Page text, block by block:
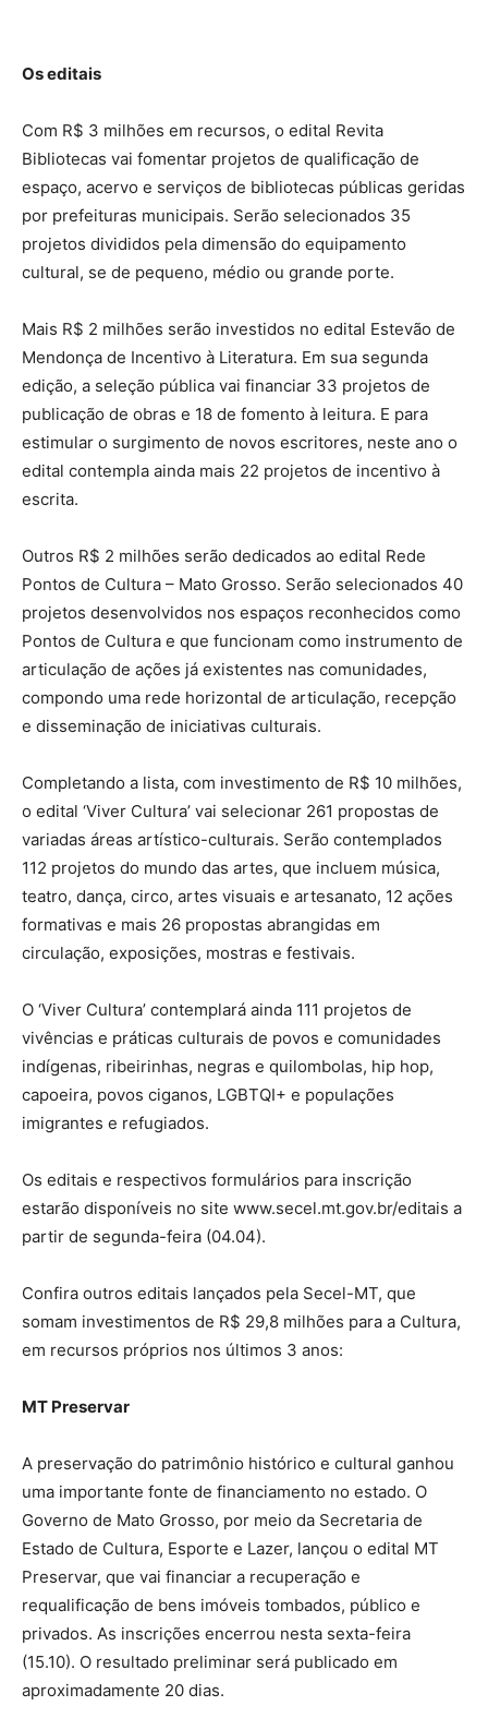
Os editais
Com R$ 3 milhões em recursos, o edital Revita
Bibliotecas vai fomentar projetos de qualificação de
espaço, acervo e serviços de bibliotecas públicas geridas
por prefeituras municipais. Serão selecionados 35
projetos divididos pela dimensão do equipamento
cultural, se de pequeno, médio ou grande porte.
Mais R$ 2 milhões serão investidos no edital Estevão de
Mendonça de Incentivo à Literatura. Em sua segunda
edição, a seleção pública vai financiar 33 projetos de
publicação de obras e 18 de fomento à leitura. E para
estimular o surgimento de novos escritores, neste ano o
edital contempla ainda mais 22 projetos de incentivo à
escrita.
Outros R$ 2 milhões serão dedicados ao edital Rede
Pontos de Cultura – Mato Grosso. Serão selecionados 40
projetos desenvolvidos nos espaços reconhecidos como
Pontos de Cultura e que funcionam como instrumento de
articulação de ações já existentes nas comunidades,
compondo uma rede horizontal de articulação, recepção
e disseminação de iniciativas culturais.
Completando a lista, com investimento de R$ 10 milhões,
o edital ‘Viver Cultura’ vai selecionar 261 propostas de
variadas áreas artístico-culturais. Serão contemplados
112 projetos do mundo das artes, que incluem música,
teatro, dança, circo, artes visuais e artesanato, 12 ações
formativas e mais 26 propostas abrangidas em
circulação, exposições, mostras e festivais.
O ‘Viver Cultura’ contemplará ainda 111 projetos de
vivências e práticas culturais de povos e comunidades
indígenas, ribeirinhas, negras e quilombolas, hip hop,
capoeira, povos ciganos, LGBTQI+ e populações
imigrantes e refugiados.
Os editais e respectivos formulários para inscrição
estarão disponíveis no site www.secel.mt.gov.br/editais a
partir de segunda-feira (04.04).
Confira outros editais lançados pela Secel-MT, que
somam investimentos de R$ 29,8 milhões para a Cultura,
em recursos próprios nos últimos 3 anos:
MT Preservar
A preservação do patrimônio histórico e cultural ganhou
uma importante fonte de financiamento no estado. O
Governo de Mato Grosso, por meio da Secretaria de
Estado de Cultura, Esporte e Lazer, lançou o edital MT
Preservar, que vai financiar a recuperação e
requalificação de bens imóveis tombados, público e
privados. As inscrições encerrou nesta sexta-feira
(15.10). O resultado preliminar será publicado em
aproximadamente 20 dias.